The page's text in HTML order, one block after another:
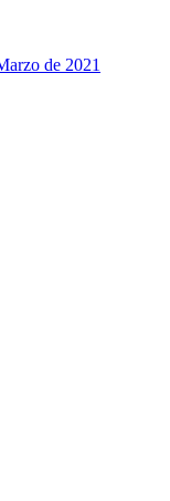
de 2021